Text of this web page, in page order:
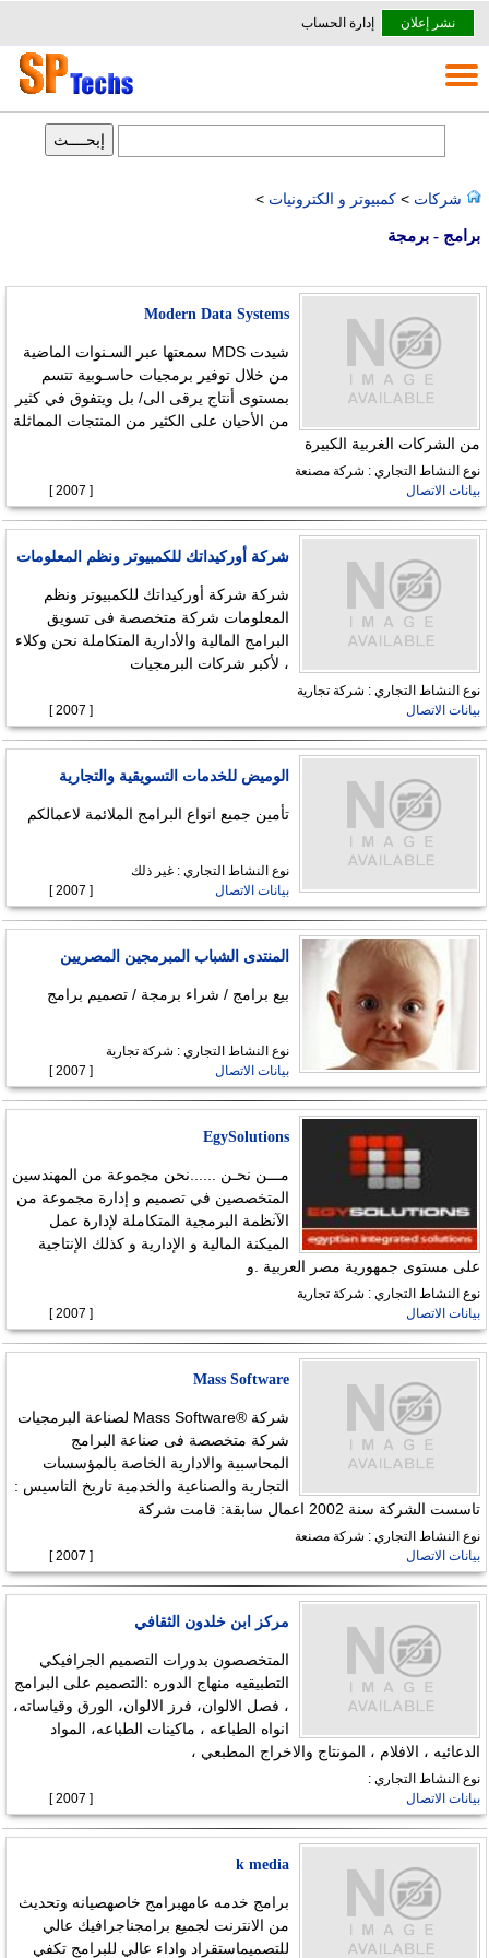
نشر إعلان إدارة الحساب
شركات>كمبيوتر و الكترونيات >
برامج - برمجة
Modern Data Systems
شيدت MDS سمعتها عبر السـنوات الماضية
من خلال توفير برمجيات حاسـوبية تتسم
بمستوى أنتاج يرقى الى/ بل ويتفوق في كثير
من الأحيان على الكثير من المنتجات المماثلة
من الشركات الغربية الكبيرة
نوع النشاط التجاري : شركة مصنعة
بيانات الاتصال
[ 2007 ]
شركة أوركيداتك للكمبيوتر ونظم المعلومات
شركة شركة أوركيداتك للكمبيوتر ونظم
المعلومات شركة متخصصة فى تسويق
البرامج المالية والأدارية المتكاملة نحن وكلاء
، لأكبر شركات البرمجيات
نوع النشاط التجاري : شركة تجارية
بيانات الاتصال
[ 2007 ]
الوميض للخدمات التسويقية والتجارية
تأمين جميع انواع البرامج الملائمة لاعمالكم
نوع النشاط التجاري : غير ذلك
بيانات الاتصال
[ 2007 ]
المنتدى الشباب المبرمجين المصريين
بيع برامج / شراء برمجة / تصميم برامج
نوع النشاط التجاري : شركة تجارية
بيانات الاتصال
[ 2007 ]
EgySolutions
مـــن نحـن ......نحن مجموعة من المهندسين
المتخصصين في تصميم و إدارة مجموعة من
الآنظمة البرمجية المتكاملة لإدارة عمل
الميكنة المالية و الإدارية و كذلك الإنتاجية
على مستوى جمهورية مصر العربية .و
نوع النشاط التجاري : شركة تجارية
بيانات الاتصال
[ 2007 ]
Mass Software
شركة ®Mass Software لصناعة البرمجيات
شركة متخصصة فى صناعة البرامج
المحاسبية والادارية الخاصة بالمؤسسات
التجارية والصناعية والخدمية تاريخ التاسيس :
تاسست الشركة سنة 2002 اعمال سابقة: قامت شركة
نوع النشاط التجاري : شركة مصنعة
بيانات الاتصال
[ 2007 ]
مركز ابن خلدون الثقافي
المتخصصون بدورات التصميم الجرافيكي
التطبيقيه منهاج الدوره :التصميم على البرامج
، فصل الالوان، فرز الالوان، الورق وقياساته،
انواه الطباعه ، ماكينات الطباعه، المواد
الدعائيه ، الافلام ، المونتاج والاخراج المطبعي ،
نوع النشاط التجاري :
بيانات الاتصال
[ 2007 ]
k media
برامج خدمه عامهبرامج خاصهصيانه وتحديث
من الانترنت لجميع برامجناجرافيك عالي
للتصميماستقراد واداء عالي للبرامج تكفي